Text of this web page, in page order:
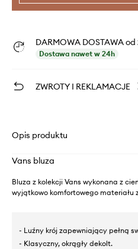
DARMOWA DOSTAWA od
Dostawa nawet w 24h
ZWROTY I REKLAMACJE
Opis produktu
Vans bluza
Bluza z kolekcji Vans wykonana z
wyjątkowo komfortowego materiału
- Luźny krój zapewniający pełną
- Klasyczny, okrągły dekolt.